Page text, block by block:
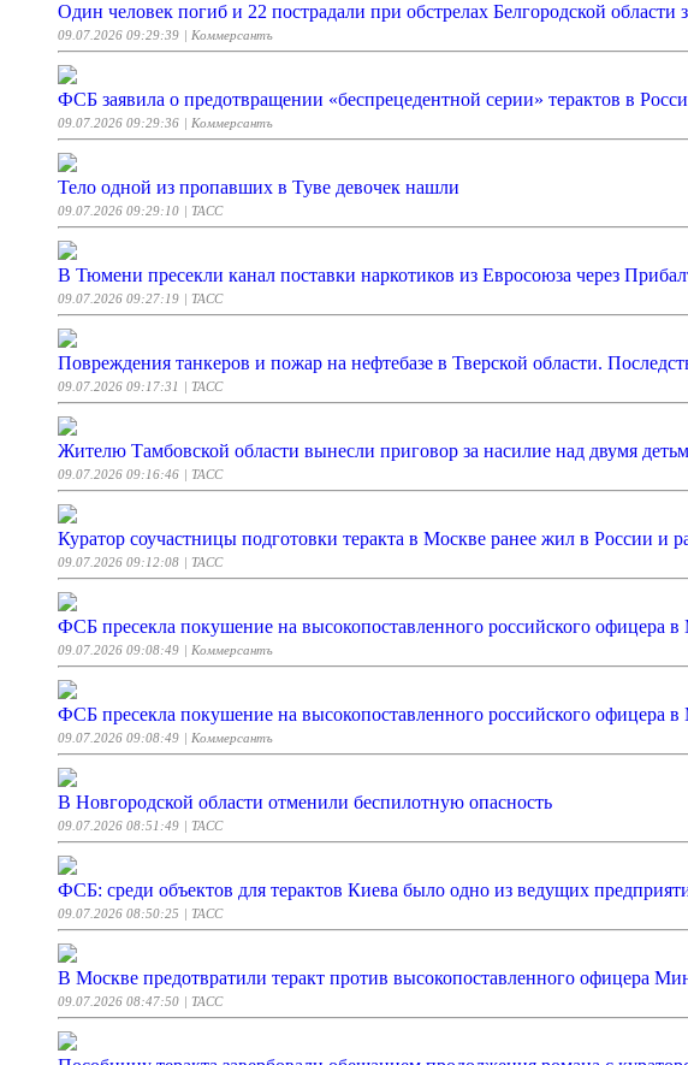
Один человек погиб и 22 пострадали при обстрелах Белгородской области
09.07.2026 09:29:39 | Коммерсантъ
ФСБ заявила о предотвращении «беспрецедентной серии» терактов в
09.07.2026 09:29:36 | Коммерсантъ
Тело одной из пропавших в Туве девочек нашли
09.07.2026 09:29:10 | ТАСС
В Тюмени пресекли канал поставки наркотиков из Евросоюза через
09.07.2026 09:27:19 | ТАСС
Повреждения танкеров и пожар на нефтебазе в Тверской области.
09.07.2026 09:17:31 | ТАСС
Жителю Тамбовской области вынесли приговор за насилие над двумя
09.07.2026 09:16:46 | ТАСС
Куратор соучастницы подготовки теракта в Москве ранее жил в России и
09.07.2026 09:12:08 | ТАСС
ФСБ пресекла покушение на высокопоставленного российского офицера
09.07.2026 09:08:49 | Коммерсантъ
ФСБ пресекла покушение на высокопоставленного российского офицера в
09.07.2026 09:08:49 | Коммерсантъ
В Новгородской области отменили беспилотную опасность
09.07.2026 08:51:49 | ТАСС
ФСБ: среди объектов для терактов Киева было одно из ведущих
09.07.2026 08:50:25 | ТАСС
В Москве предотвратили теракт против высокопоставленного офицера
09.07.2026 08:47:50 | ТАСС